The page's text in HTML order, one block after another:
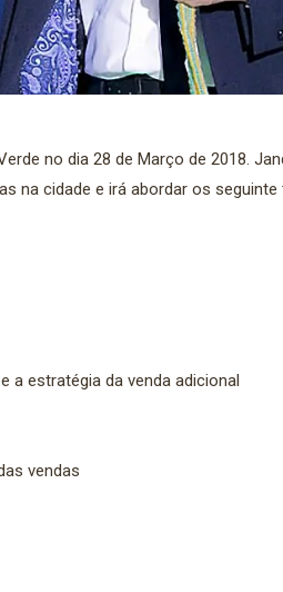
no dia 28 de Março de 2018.
na cidade e irá abordar os seguinte
a estratégia da venda adicional
vendas